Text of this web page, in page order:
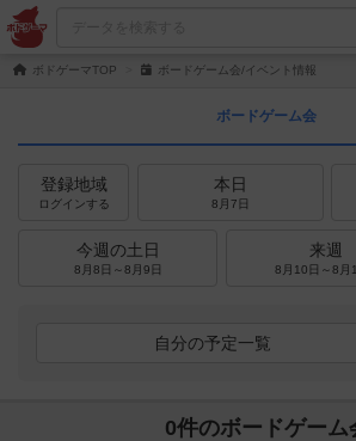
ボドゲーマTOP ボードゲーム会/イベント情報
ボードゲーム会
登録地域
ログインする
本日
8月7日
今週の土日
8月8日～8月9日
来週
8月10日～8月
自分の予定一覧
0件のボードゲーム